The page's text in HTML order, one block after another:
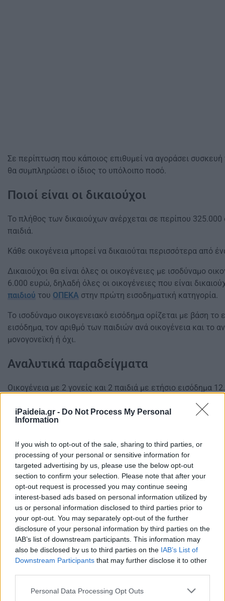
iPaideia.gr - Do Not Process My Personal
Information
If you wish to opt-out of the sale, sharing to third parties, or
processing of your personal or sensitive information for
targeted advertising by us, please use the below opt-out
section to confirm your selection. Please note that after your
opt-out request is processed you may continue seeing
interest-based ads based on personal information utilized by
us or personal information disclosed to third parties prior to
your opt-out. You may separately opt-out of the further
disclosure of your personal information by third parties on the
IAB’s list of downstream participants. This information may
also be disclosed by us to third parties on the IAB’s List of
Downstream Participants that may further disclose it to other
Please note that this website/app uses one or more Google
Personal Data Processing Opt Outs
Σε περίπτωση που κάποιος επιθυμεί να αγοράσει
θα συμπληρώσει ο ίδιος το υπόλοιπο ποσό.
Ποιοί είναι οι δικαιούχοι
Το πλήθος των δικαιούχων ανέρχεται σε περίπου 325.000
παιδιά.
Κάθε οικογένεια μπορεί να δικαιούται περισσότερα από
Δικαιούχοι θα είναι όλες οι οικογένειες με ισοδύναμο
6.000 ευρώ, δηλαδή όλες οι οικογένειες που είναι
παιδιού του ΟΠΕΚΑ στην πρώτη εισοδηματική κατηγορία.
Το ισοδύναμο οικογενειακό εισόδημα ορίζεται με βάση το
εισόδημα, τον αριθμό των παιδιών ανά οικογένεια και το αν
μονογονεϊκή ή όχι.
Αναλυτικά παραδείγματα
Οικογένεια με 2 γονείς και 2 παιδιά με ετήσιο εισόδημα
Οικογένεια με 2 γονείς και 4 παιδιά με ετήσιο εισόδημα
Μονογονεϊκές οικογένειες με 3 παιδιά και ετήσιο
Μονογονεϊκές οικογένειες με 2 παιδιά και ετήσιο